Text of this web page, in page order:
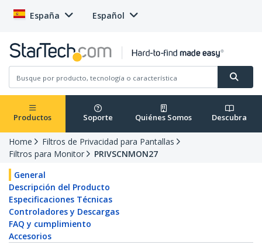
España Español
Productos Soporte Quiénes Somos Descubra
Home
Filtros de Privacidad para Pantallas
Filtros para Monitor
PRIVSCNMON27
General
Descripción del Producto
Especificaciones Técnicas
Controladores y Descargas
FAQ y cumplimiento
Accesorios